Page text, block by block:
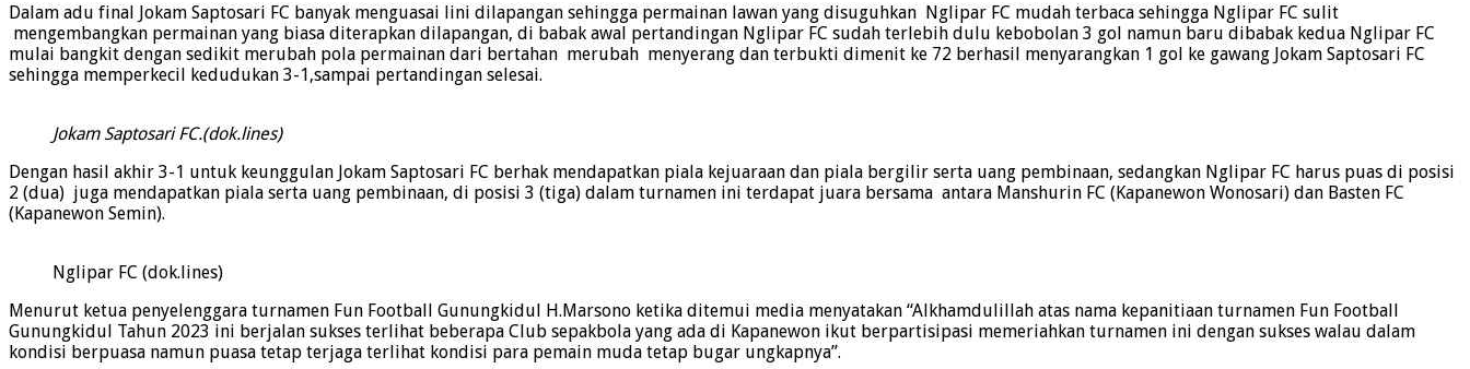
Dalam adu final Jokam Saptosari FC banyak menguasai lini dilapangan sehingga permainan lawan yang disuguhkan Nglipar FC mudah terbaca sehingga Nglipar FC sulit
mengembangkan permainan yang biasa diterapkan dilapangan, di babak awal pertandingan Nglipar FC sudah terlebih dulu kebobolan 3 gol namun baru dibabak kedua Nglipar FC
mulai bangkit dengan sedikit merubah pola permainan dari bertahan merubah menyerang dan terbukti dimenit ke 72 berhasil menyarangkan 1 gol ke gawang Jokam Saptosari FC
sehingga memperkecil kedudukan 3-1,sampai pertandingan selesai.
Jokam Saptosari FC.(dok.lines)
Dengan hasil akhir 3-1 untuk keunggulan Jokam Saptosari FC berhak mendapatkan piala kejuaraan dan piala bergilir serta uang pembinaan, sedangkan Nglipar FC harus puas di posisi
2 (dua) juga mendapatkan piala serta uang pembinaan, di posisi 3 (tiga) dalam turnamen ini terdapat juara bersama antara Manshurin FC (Kapanewon Wonosari) dan Basten FC
(Kapanewon Semin).
Nglipar FC (dok.lines)
Menurut ketua penyelenggara turnamen Fun Football Gunungkidul H.Marsono ketika ditemui media menyatakan “Alkhamdulillah atas nama kepanitiaan turnamen Fun Football
Gunungkidul Tahun 2023 ini berjalan sukses terlihat beberapa Club sepakbola yang ada di Kapanewon ikut berpartisipasi memeriahkan turnamen ini dengan sukses walau dalam
kondisi berpuasa namun puasa tetap terjaga terlihat kondisi para pemain muda tetap bugar ungkapnya”.